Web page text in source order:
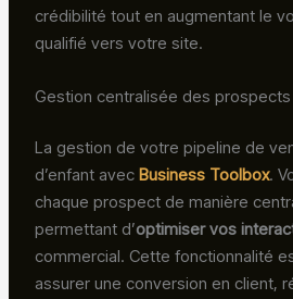
crédibilité tout en augmentant le
qualifié vers votre site.
Gestion centralisée des
La gestion de votre pipeline de
d’enfant avec Business Toolbox.
chaque prospect de manière
permettant d’optimiser vos
commercial. Cette fonctionnalité
assurer une conversion en client,